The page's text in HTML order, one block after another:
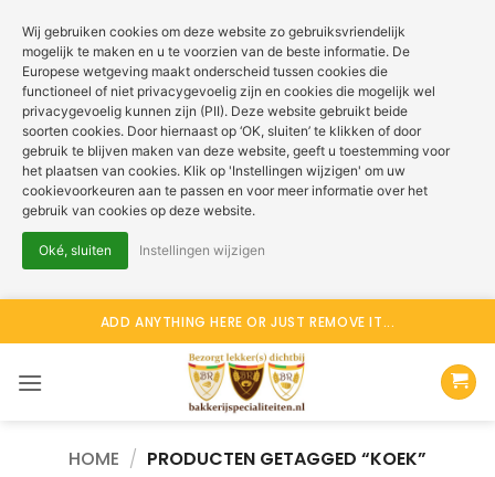
naar
ADD ANYTHING HERE OR JUST REMOVE IT...
HOME / PRODUCTEN GETAGGED “KOEK”
Wij gebruiken cookies om deze website zo gebruiksvriendelijk
mogelijk te maken en u te voorzien van de beste informatie. De
Europese wetgeving maakt onderscheid tussen cookies die
functioneel of niet privacygevoelig zijn en cookies die mogelijk wel
privacygevoelig kunnen zijn (PII). Deze website gebruikt beide
soorten cookies. Door hiernaast op ‘OK, sluiten’ te klikken of door
gebruik te blijven maken van deze website, geeft u toestemming voor
het plaatsen van cookies. Klik op 'Instellingen wijzigen' om uw
cookievoorkeuren aan te passen en voor meer informatie over het
gebruik van cookies op deze website.
Oké, sluiten Instellingen wijzigen